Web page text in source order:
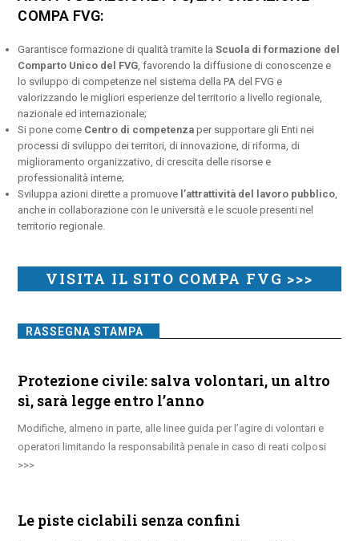
COMPA FVG:
Garantisce formazione di qualità tramite laScuola di formazione del
Comparto Unico del FVG, favorendo la diffusione di conoscenze e
lo sviluppo di competenze nel sistema della PA del FVG e
valorizzando le migliori esperienze del territorio a livello regionale,
nazionale ed internazionale;
Si pone come Centro di competenza per supportare gli Enti nei
processi di sviluppo dei territori, di innovazione, di riforma, di
miglioramento organizzativo, di crescita delle risorse e
professionalità interne;
Sviluppa azioni dirette a promuove l’attrattività del lavoro pubblico,
anche in collaborazione con le università e le scuole presenti nel
territorio regionale.
VISITA IL SITO COMPA FVG >>>
RASSEGNA STAMPA
Protezione civile: salva volontari, un altro
sì, sarà legge entro l’anno
Modifiche, almeno in parte, alle linee guida per l’agire di volontari e
operatori limitando la responsabilità penale in caso di reati colposi
Le piste ciclabili senza confini